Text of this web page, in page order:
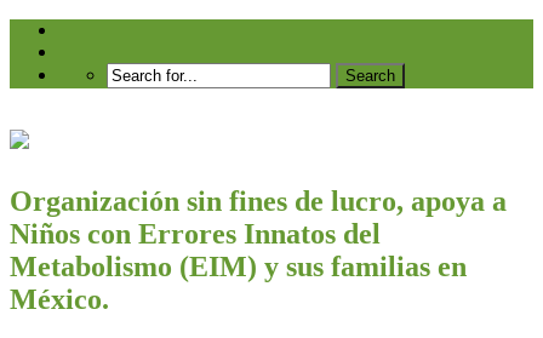
Organización sin fines de lucro, apoya a
Niños con Errores Innatos del
Metabolismo (EIM) y sus familias en
México.